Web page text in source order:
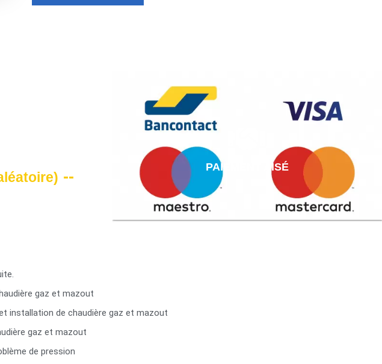
) --
PAIEMENT AISÉ
gaz et mazout
installation de chaudière gaz et mazout
gaz et mazout
de pression